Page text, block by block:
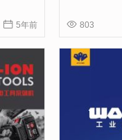
 5年前  803